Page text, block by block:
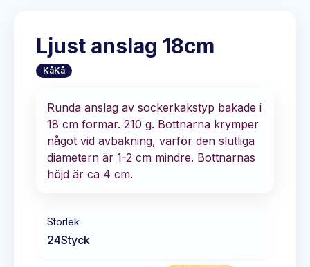
Ljust anslag 18cm
KåKå
Runda anslag av sockerkakstyp bakade i
18 cm formar. 210 g. Bottnarna krymper
något vid avbakning, varför den slutliga
diametern är 1-2 cm mindre. Bottnarnas
höjd är ca 4 cm.
Storlek
24Styck